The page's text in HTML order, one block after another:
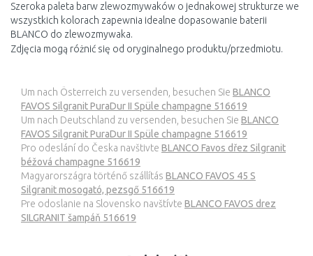
Szeroka paleta barw zlewozmywaków o jednakowej strukturze we
wszystkich kolorach zapewnia idealne dopasowanie baterii
BLANCO do zlewozmywaka.
Zdjęcia mogą różnić się od oryginalnego produktu/przedmiotu.
Um nach Österreich zu versenden, besuchen Sie BLANCO
FAVOS Silgranit PuraDur II Spüle champagne 516619
Um nach Deutschland zu versenden, besuchen Sie BLANCO
FAVOS Silgranit PuraDur II Spüle champagne 516619
Pro odeslání do Česka navštivte BLANCO Favos dřez Silgranit
béžová champagne 516619
Magyarországra történő szállítás BLANCO FAVOS 45 S
Silgranit mosogató, pezsgő 516619
Pre odoslanie na Slovensko navštívte BLANCO FAVOS drez
SILGRANIT šampáň 516619